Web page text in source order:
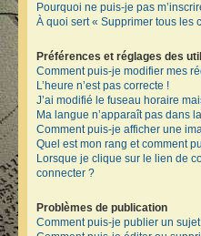
Pourquoi ne puis-je pas
À quoi sert « Supprimer tous les
Préférences et réglages des
Comment puis-je modifier mes
L’heure n’est pas correcte !
J’ai modifié le fuseau horaire
Ma langue n’apparaît pas dans
Comment puis-je afficher une
Quel est mon rang et comment
Lorsque je clique sur le lien de
connecter ?
Problèmes de publication
Comment puis-je publier un